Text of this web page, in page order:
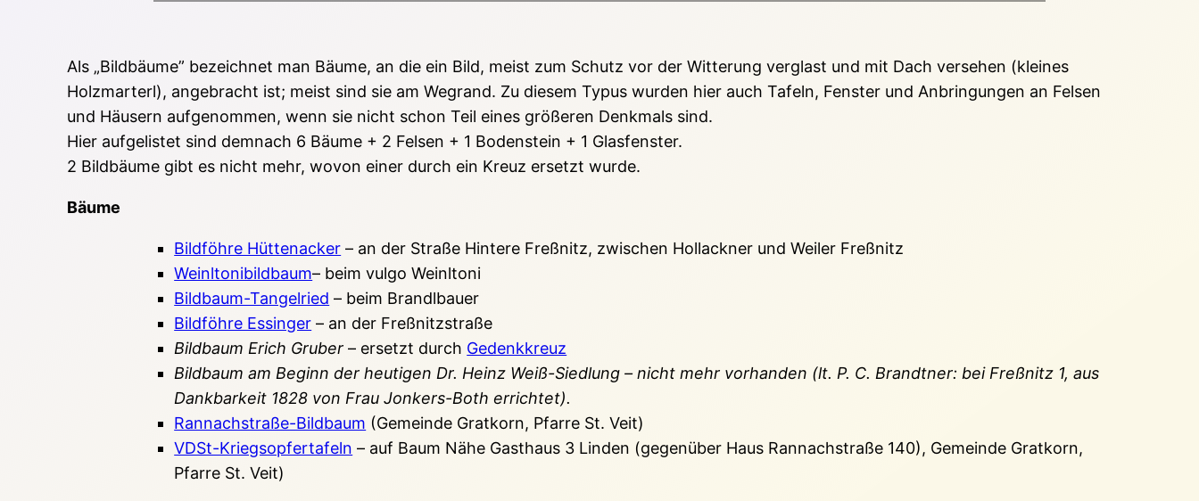
Als „Bildbäume” bezeichnet man Bäume, an die ein Bild, meist zum Schutz vor der Witterung verglast und mit Dach versehen (kleines
Holzmarterl), angebracht ist; meist sind sie am Wegrand. Zu diesem Typus wurden hier auch Tafeln, Fenster und Anbringungen an Felsen
und Häusern aufgenommen, wenn sie nicht schon Teil eines größeren Denkmals sind.
Hier aufgelistet sind demnach 6 Bäume + 2 Felsen + 1 Bodenstein + 1 Glasfenster.
2 Bildbäume gibt es nicht mehr, wovon einer durch ein Kreuz ersetzt wurde.
Bäume
Bildföhre Hüttenacker – an der Straße Hintere Freßnitz, zwischen Hollackner und Weiler Freßnitz
Weinltonibildbaum– beim vulgo Weinltoni
Bildbaum-Tangelried – beim Brandlbauer
Bildföhre Essinger – an der Freßnitzstraße
Bildbaum Erich Gruber – ersetzt durch Gedenkkreuz
Bildbaum am Beginn der heutigen Dr. Heinz Weiß-Siedlung – nicht mehr vorhanden (lt. P. C. Brandtner: bei Freßnitz 1, aus
Dankbarkeit 1828 von Frau Jonkers-Both errichtet).
Rannachstraße-Bildbaum (Gemeinde Gratkorn, Pfarre St. Veit)
VDSt-Kriegsopfertafeln – auf Baum Nähe Gasthaus 3 Linden (gegenüber Haus Rannachstraße 140), Gemeinde Gratkorn,
Pfarre St. Veit)